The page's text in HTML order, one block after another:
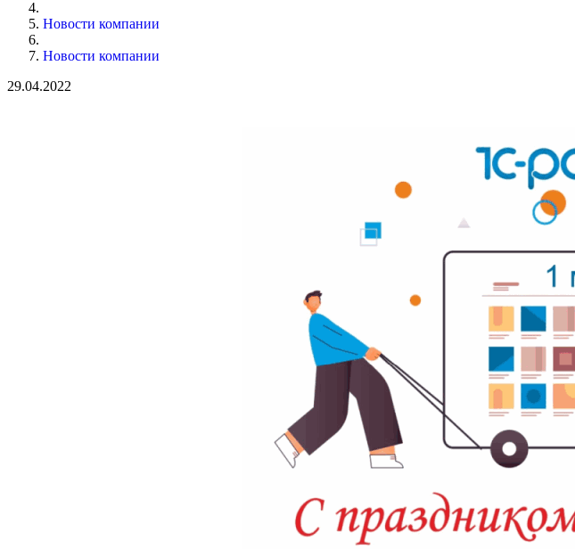
Новости компании
Новости компании
29.04.2022